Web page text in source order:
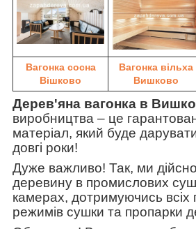
Вагонка сосна
Вішково
Вагонка вільха
Вишково
Дерев'яна вагонка в
виробництва – це
матеріал, який буде
довгі роки!
Дуже важливо! Так, ми
деревину в промислових
камерах, дотримуючись всіх
режимів сушки та пропарки